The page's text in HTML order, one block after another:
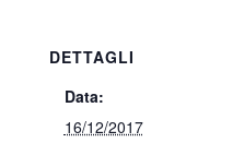
DETTAGLI
Data:
16/12/2017